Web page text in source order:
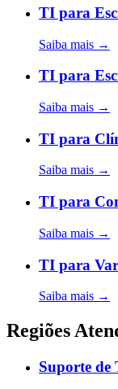
TI para
Saiba mais →
TI para
Saiba mais →
TI para
Saiba mais →
TI para
Saiba mais →
TI para
Saiba mais →
Regiões
Suporte de